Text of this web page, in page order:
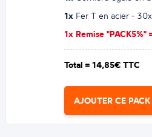
1x Fer T en acier -
1x Remise "PACK5%"
Total = 14,85€ TTC
AJOUTER CE